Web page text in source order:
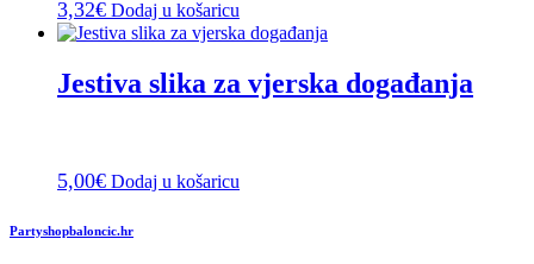
3,32€ Dodaj u košaricu
Jestiva slika za vjerska događanja
5,00€ Dodaj u košaricu
Partyshopbaloncic.hr